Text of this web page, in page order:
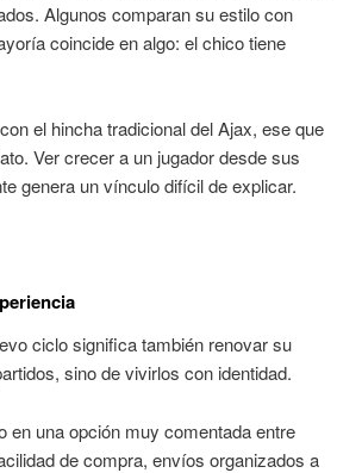
Algunos comparan su estilo con
coincide en algo: el chico tiene
el hincha tradicional del Ajax, ese que
Ver crecer a un jugador desde sus
genera un vínculo difícil de explicar.
ciclo significa también renovar su
sino de vivirlos con identidad.
en una opción muy comentada entre
de compra, envíos organizados a